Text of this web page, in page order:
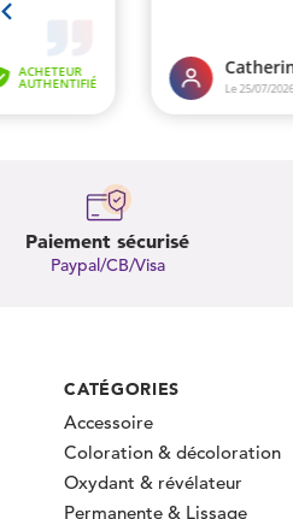
Paiement sécurisé
Paypal/CB/Visa
CATÉGORIES
Accessoire
Coloration & décoloration
Oxydant & révélateur
Permanente & Lissage